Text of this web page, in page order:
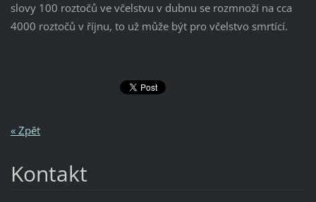
slovy 100 roztočů ve včelstvu v dubnu se rozmnoží na cca
4000 roztočů v říjnu, to už může být pro včelstvo smrtící.
« Zpět
Kontakt